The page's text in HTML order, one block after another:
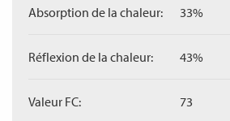
Absorption de la chaleur: 33%
Réflexion de la chaleur: 43%
Valeur FC: 73